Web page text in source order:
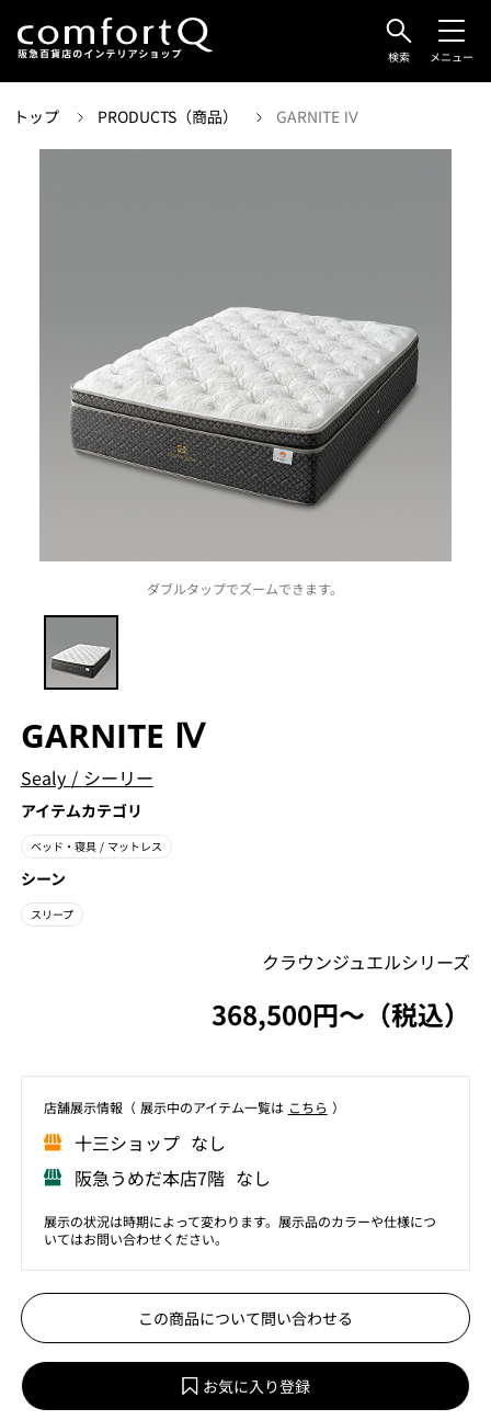
検索 メニュー
トップ PRODUCTS（商品） GARNITE Ⅳ
ダブルタップでズームできます。
GARNITE Ⅳ
Sealy / シーリー
アイテムカテゴリ
ベッド・寝具 / マットレス
シーン
スリープ
クラウンジュエルシリーズ
368,500円〜（税込）
店舗展⽰情報（ 展⽰中のアイテム⼀覧は こちら ）
⼗三ショップ なし
阪急うめだ本店7階 なし
展示の状況は時期によって変わります。展示品のカラーや仕様につ
いてはお問い合わせください。
この商品について問い合わせる
お気に入り登録